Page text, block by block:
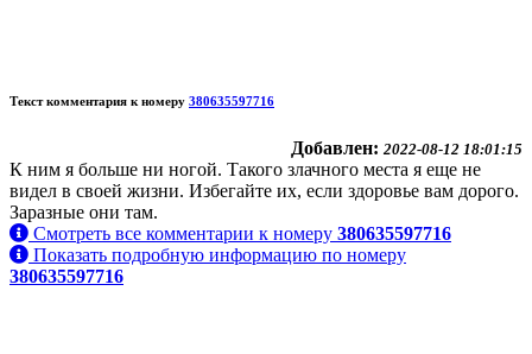
Текст комментария к номеру 380635597716
Добавлен: 2022-08-12 18:01:15
К ним я больше ни ногой. Такого злачного места я еще не
видел в своей жизни. Избегайте их, если здоровье вам дорого.
Заразные они там.
Смотреть все комментарии к номеру 380635597716
Показать подробную информацию по номеру
380635597716